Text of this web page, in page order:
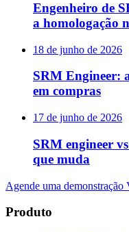
Engenheiro de
a homologação
18 de junho de 2026
SRM Engineer:
em compras
17 de junho de 2026
SRM engineer
que muda
Agende uma demonstração
Produto